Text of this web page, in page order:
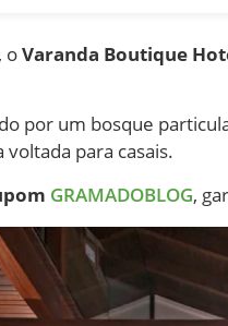
oVaranda Boutique
por um bosque
para casais.
GRAMADOBLOG,